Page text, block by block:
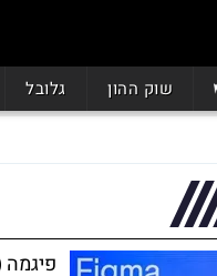
שוק ההון גלובל